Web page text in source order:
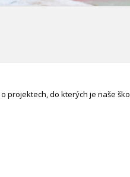
projektech, do kterých je naše